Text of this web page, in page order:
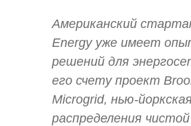
Американский
Energy уже имеет
решений для
его счету проект
Microgrid, нью-
распределения